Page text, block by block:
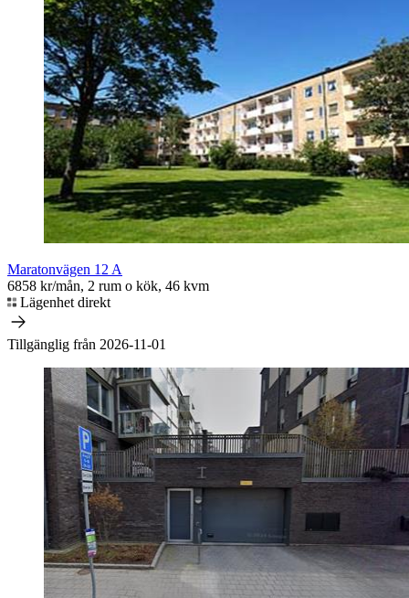
Maratonvägen 12 A
6858 kr/mån, 2 rum o kök, 46 kvm
Lägenhet direkt
Tillgänglig från 2026-11-01